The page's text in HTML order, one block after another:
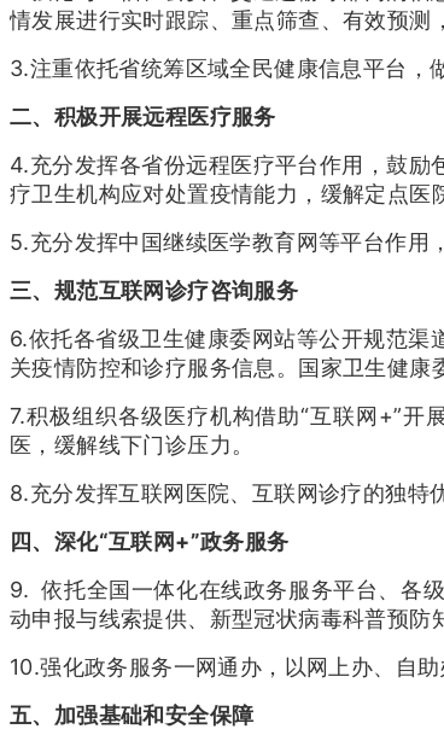
情发展进行实时跟踪、重点筛查、有效预测
3.注重依托省统筹区域全民健康信息平台，
二、积极开展远程医疗服务
4.充分发挥各省份远程医疗平台作用，鼓
疗卫生机构应对处置疫情能力，缓解定点医
5.充分发挥中国继续医学教育网等平台作用
三、规范互联网诊疗咨询服务
6.依托各省级卫生健康委网站等公开规范
关疫情防控和诊疗服务信息。 国家卫生健康
7.积极组织各级医疗机构借助“互联网+”
医，缓解线下门诊压力。
8.充分发挥互联网医院、互联网诊疗的独特
四、深化“互联网+”政务服务
9. 依托全国一体化在线政务服务平台、各
动申报与线索提供、新型冠状病毒科普预防
10.强化政务服务一网通办，以网上办、自
五、加强基础和安全保障